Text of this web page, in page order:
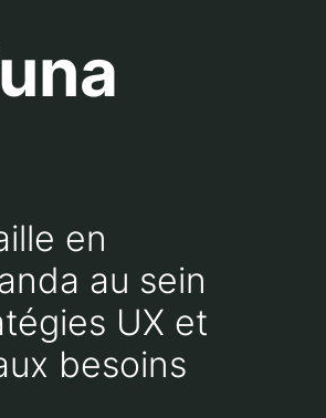
en
au sein
UX et
besoins